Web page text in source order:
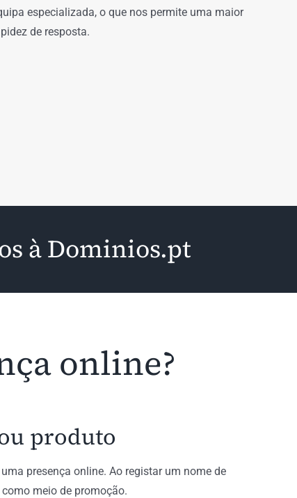
especializada, o que nos permite uma maior
de resposta.
à Dominios.pt
online?
produto
presença online. Ao registar um nome de
meio de promoção.